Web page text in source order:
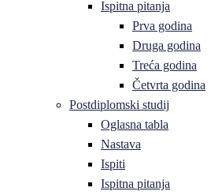
Ispitna pitanja
Prva godina
Druga godina
Treća godina
Četvrta godina
Postdiplomski studij
Oglasna tabla
Nastava
Ispiti
Ispitna pitanja